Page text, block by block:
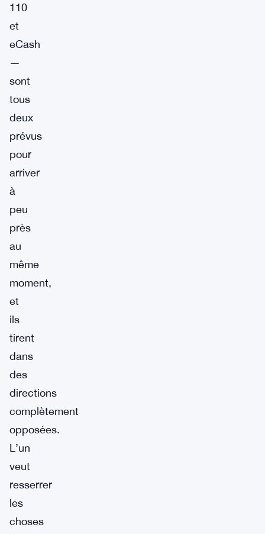
110
et
eCash
—
sont
tous
deux
prévus
pour
arriver
à
peu
près
au
même
moment,
et
ils
tirent
dans
des
directions
complètement
opposées.
L’un
veut
resserrer
les
choses